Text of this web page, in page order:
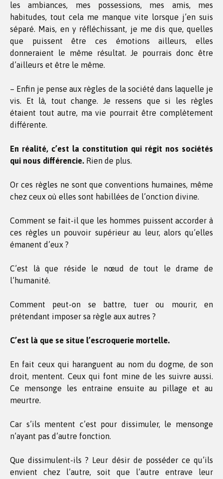
les ambiances, mes possessions, mes amis, mes
habitudes, tout cela me manque vite lorsque j’en suis
séparé. Mais, en y réfléchissant, je me dis que, quelles
que puissent être ces émotions ailleurs, elles
donneraient le même résultat. Je pourrais donc être
d’ailleurs et être le même.
– Enfin je pense aux règles de la société dans laquelle je
vis. Et là, tout change. Je ressens que si les règles
étaient tout autre, ma vie pourrait être complètement
différente.
En réalité, c’est la constitution qui régit nos sociétés
qui nous différencie. Rien de plus.
Or ces règles ne sont que conventions humaines, même
chez ceux où elles sont habillées de l’onction divine.
Comment se fait-il que les hommes puissent accorder à
ces règles un pouvoir supérieur au leur, alors qu’elles
émanent d’eux ?
C’est là que réside le nœud de tout le drame de
l’humanité.
Comment peut-on se battre, tuer ou mourir, en
prétendant imposer sa règle aux autres ?
C’est là que se situe l’escroquerie mortelle.
En fait ceux qui haranguent au nom du dogme, de son
droit, mentent. Ceux qui font mine de les suivre aussi.
Ce mensonge les entraine ensuite au pillage et au
meurtre.
Car s’ils mentent c’est pour dissimuler, le mensonge
n’ayant pas d’autre fonction.
Que dissimulent-ils ? Leur désir de posséder ce qu’ils
envient chez l’autre, soit que l’autre entrave leur